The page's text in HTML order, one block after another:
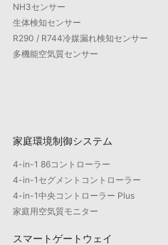
NH3センサー
生体検知センサー
R290 / R744冷媒漏れ検知センサー
多機能空気質センサー
家庭環境制御システム
4-in-1 86コントローラー
4-in-1セグメントコントローラー
4-in-1中央コントローラー Plus
家庭用空気質モニター
スマートゲートウェイ